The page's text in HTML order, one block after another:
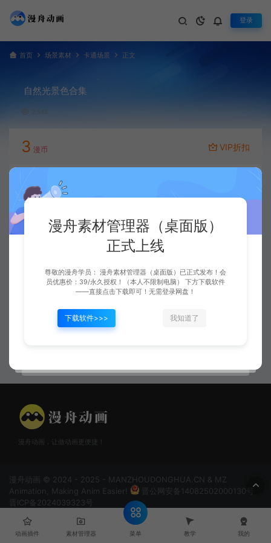
登录
首页 场景素材 卡通场景 正文
自然光景色合集
2,542
3 漫币 VIP折扣
立即下载
漫舟动画，让做动画更便捷！
漫舟动画 © 2024 - 2025 - MANZHOUDONGHUA.CN & MZ
Animation, Making Anim Easier!
晋公网安备14082502000130号
晋ICP备2024039323号
动画插件 素材管理器 菜单 教学 我的
漫舟素材管理器（桌面版）
正式上线
尊敬的漫舟学员： 漫舟素材管理器（桌面版）已正式发布！会
员优惠价：39/永久授权！（本人不限制电脑） 下方下载软件
——直接点击下载即可！无需登录网盘！
下载软件>>> 我知道了